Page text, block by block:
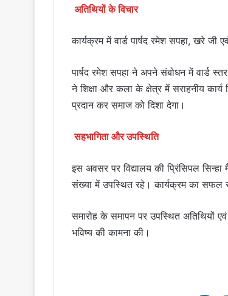
अतिथियों के विचार
कार्यक्रम में वार्ड पार्षद रमेश सपहा, खरे
पार्षद रमेश सपहा ने अपने संबोधन में वार्ड
ने शिक्षा और कला के क्षेत्र में सराहनीय कार्य
प्रदान कर समाज को दिशा देगा।
सहभागिता और उपस्थिति
इस अवसर पर विद्यालय की प्रिंसिपल
संख्या में उपस्थित रहे। कार्यक्रम का सफल
समारोह के समापन पर उपस्थित अतिथियों
भविष्य की कामना की।